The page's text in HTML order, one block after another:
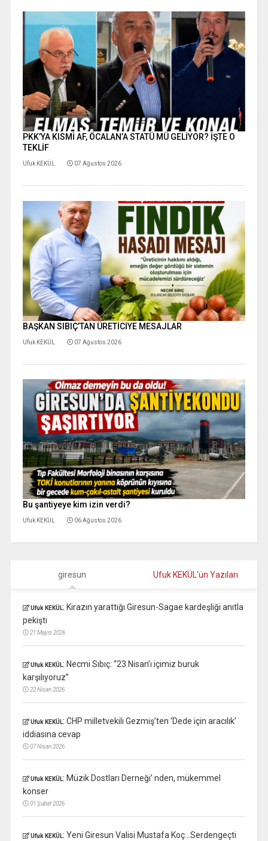
PKK’YA KISMİ AF, ÖCALAN’A STATÜ MÜ GELİYOR? İŞTE O
TEKLİF
Ufuk KEKÜL 07 Ağustos 2026
BAŞKAN SIBIÇ’TAN ÜRETİCİYE MESAJLAR
Ufuk KEKÜL 07 Ağustos 2026
Bu şantiyeye kim izin verdi?
Ufuk KEKÜL 06 Ağustos 2026
giresun Ufuk KEKÜL'ün Yazıları
Ufuk KEKÜL: Kirazın yarattığı Giresun-Sagae kardeşliği anıtla
pekişti
21 Mayıs 2026
Ufuk KEKÜL: Necmi Sıbıç: “23 Nisan’ı içimiz buruk
karşılıyoruz”
22 Nisan 2026
Ufuk KEKÜL: CHP milletvekili Gezmiş’ten ‘Dede için aracılık’
iddiasına cevap
07 Nisan 2026
Ufuk KEKÜL: Müzik Dostları Derneği’ nden, mükemmel
konser
01 Şubat 2026
Ufuk KEKÜL: Yeni Giresun Valisi Mustafa Koç…Serdengeçti